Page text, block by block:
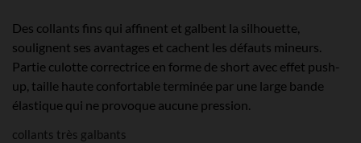
Des collants fins qui affinent et galbent la silhouette,
soulignent ses avantages et cachent les défauts mineurs.
Partie culotte correctrice en forme de short avec effet push-
up, taille haute confortable terminée par une large bande
élastique qui ne provoque aucune pression.
collants très galbants